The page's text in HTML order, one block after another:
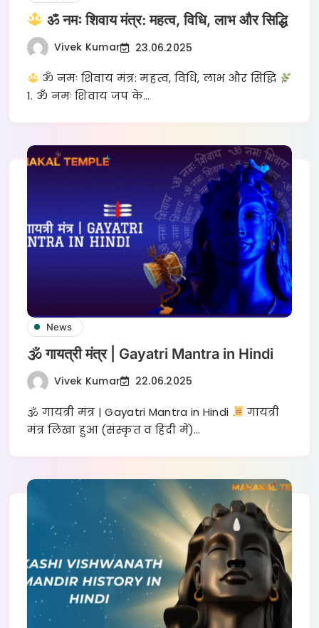
ॐ नमः शिवाय मंत्र: महत्व, विधि, लाभ और सिद्धि
Vivek Kumar 23.06.2025
ॐ नमः शिवाय मंत्र: महत्व, विधि, लाभ और सिद्धि
1. ॐ नमः शिवाय जप के…
News
🕉 गायत्री मंत्र | Gayatri Mantra in Hindi
Vivek Kumar 22.06.2025
🕉 गायत्री मंत्र | Gayatri Mantra in Hindi
गायत्री
मंत्र लिखा हुआ (संस्कृत व हिंदी में)…